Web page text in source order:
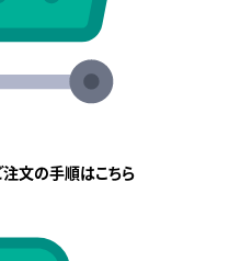
注文の手順はこちら